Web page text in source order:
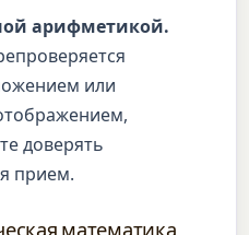
арифметикой.
или
доверять
прием.